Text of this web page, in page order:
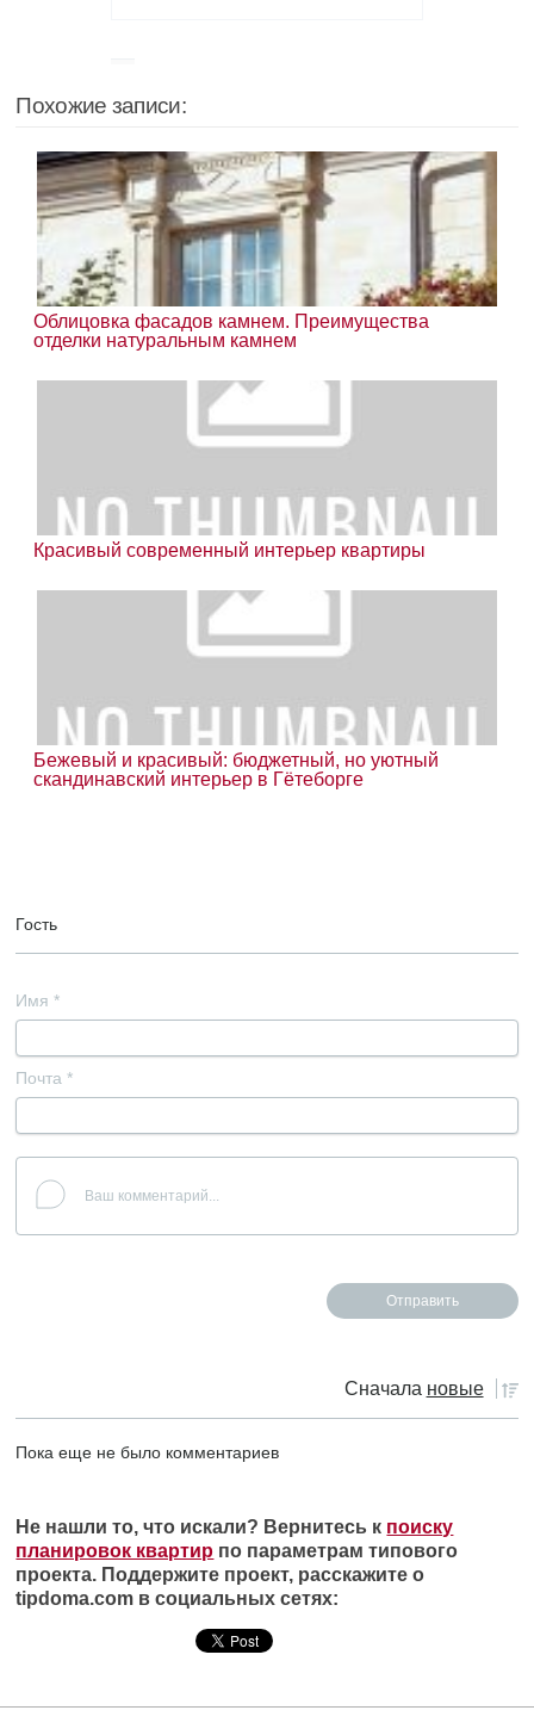
Похожие записи:
Облицовка фасадов камнем. Преимущества
отделки натуральным камнем
Красивый современный интерьер квартиры
Бежевый и красивый: бюджетный, но уютный
скандинавский интерьер в Гётеборге
Гость
Имя *
Почта *
Сначала новые
Пока еще не было комментариев
Не нашли то, что искали? Вернитесь к поиску
планировок квартир по параметрам типового
проекта. Поддержите проект, расскажите о
tipdoma.com в социальных сетях: